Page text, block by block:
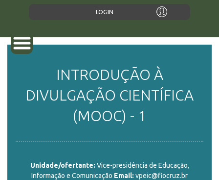
LOGIN
SOBRE
CURSOS
INTRODUÇÃO À
DIVULGAÇÃO CIENTÍFICA
(MOOC) - 1
Unidade/ofertante: Vice-presidência de Educação,
Informação e Comunicação Email: vpeic@fiocruz.br